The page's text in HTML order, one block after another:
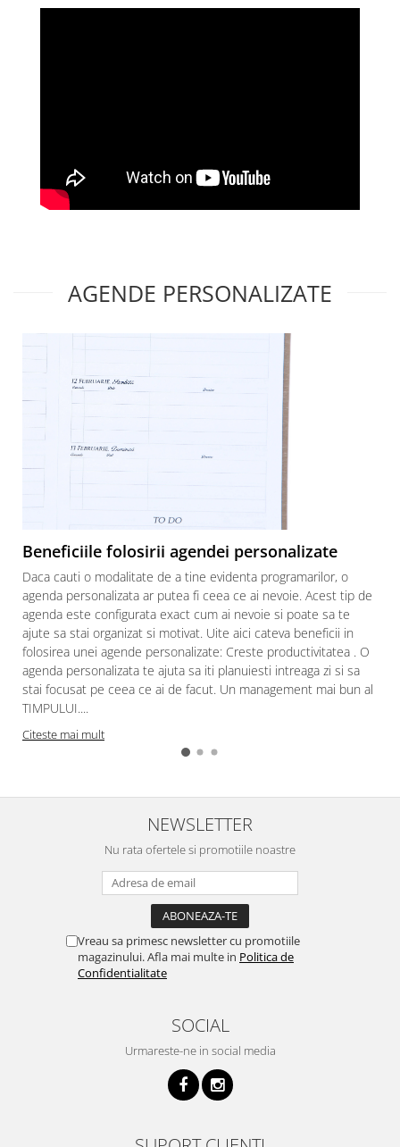
AGENDE PERSONALIZATE
Beneficiile folosirii agendei personalizate
Daca cauti o modalitate de a tine evidenta programarilor, o
agenda personalizata ar putea fi ceea ce ai nevoie. Acest tip de
agenda este configurata exact cum ai nevoie si poate sa te
ajute sa stai organizat si motivat. Uite aici cateva beneficii in
folosirea unei agende personalizate: Creste productivitatea . O
agenda personalizata te ajuta sa iti planuiesti intreaga zi si sa
stai focusat pe ceea ce ai de facut. Un management mai bun al
TIMPULUI....
Citeste mai mult
NEWSLETTER
Nu rata ofertele si promotiile noastre
Vreau sa primesc newsletter cu promotiile
magazinului. Afla mai multe in Politica de
Confidentialitate
SOCIAL
Urmareste-ne in social media